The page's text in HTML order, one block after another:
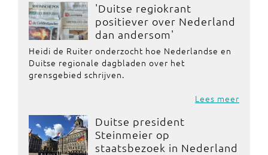
'Duitse regiokrant
positiever over Nederland
dan andersom'
Heidi de Ruiter onderzocht hoe Nederlandse en
Duitse regionale dagbladen over het
grensgebied schrijven.
Lees meer
Duitse president
Steinmeier op
staatsbezoek in Nederland